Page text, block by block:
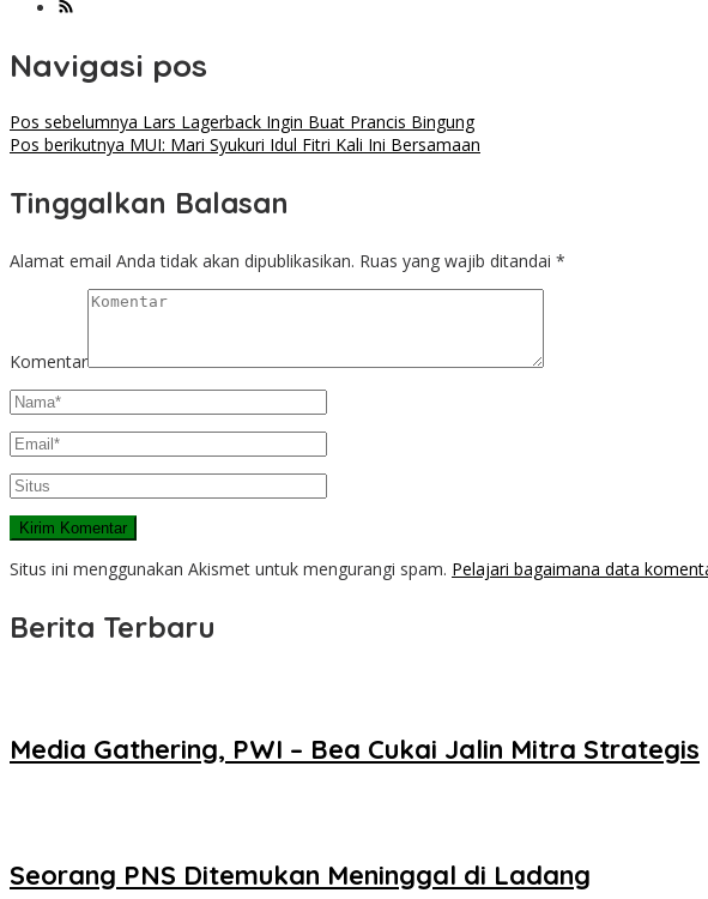
Navigasi pos
Pos sebelumnya Lars Lagerback Ingin Buat Prancis Bingung
Pos berikutnya MUI: Mari Syukuri Idul Fitri Kali Ini Bersamaan
Tinggalkan Balasan
Alamat email Anda tidak akan dipublikasikan. Ruas yang wajib ditandai *
Komentar
Situs ini menggunakan Akismet untuk mengurangi spam. Pelajari bagaimana data
Berita Terbaru
Media Gathering, PWI – Bea Cukai Jalin Mitra Strategis
Seorang PNS Ditemukan Meninggal di Ladang